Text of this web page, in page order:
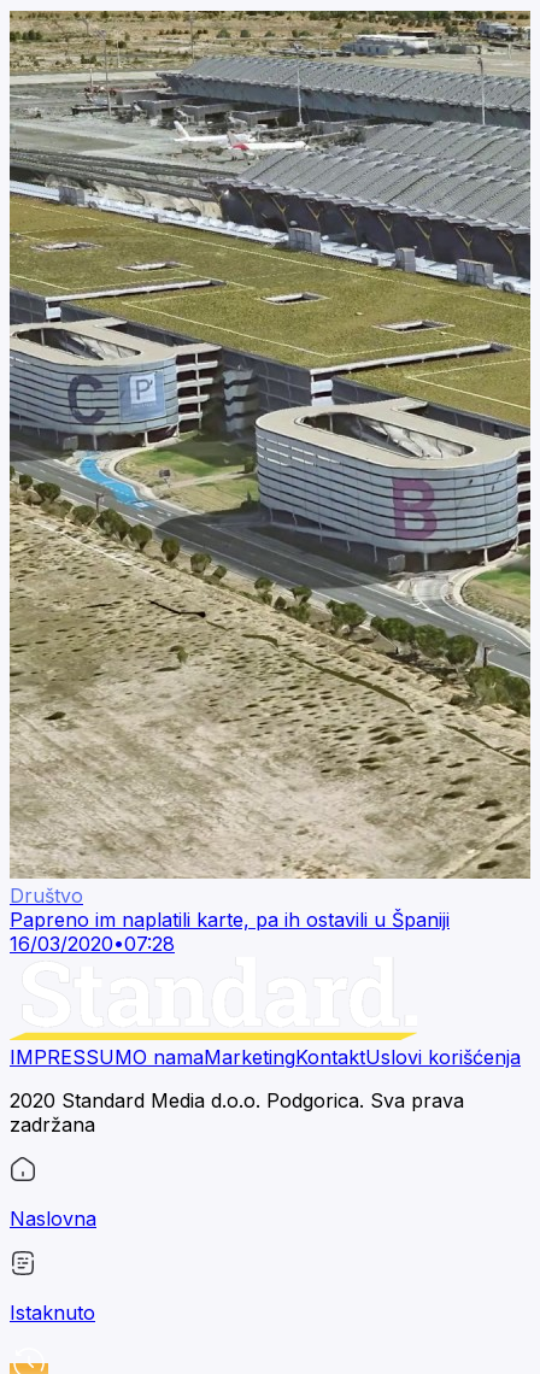
Društvo
Papreno im naplatili karte, pa ih ostavili u Španiji
16/03/2020•07:28
IMPRESSUMO namaMarketingKontaktUslovi korišćenja
2020 Standard Media d.o.o. Podgorica. Sva prava
zadržana
Naslovna
Istaknuto